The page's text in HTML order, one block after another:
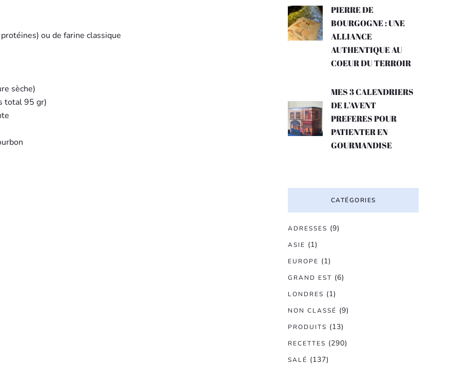
ou de farine classique
sèche)
total 95 gr)
PIERRE DE
BOURGOGNE : UNE
ALLIANCE
AUTHENTIQUE AU
COEUR DU TERROIR
MES 3 CALENDRIERS
DE L’AVENT
PREFERES POUR
PATIENTER EN
GOURMANDISE
CATÉGORIES
ADRESSES (9)
ASIE (1)
EUROPE (1)
GRAND EST (6)
LONDRES (1)
NON CLASSÉ (9)
PRODUITS (13)
RECETTES (290)
SALÉ (137)